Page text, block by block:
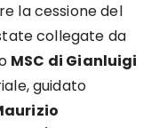
la cessione del
collegate da
MSC di Gianluigi
guidato